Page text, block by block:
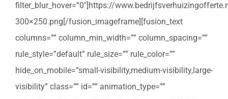
filter_blur_hover=”0″]https://
300×250.png[/fusion_imageframe][fusion_text
columns=”” column_min_width=”” column_spacing=””
rule_style=”default” rule_size=”” rule_color=””
hide_on_mobile=”small-visibility,medium-visibility,large-
visibility” class=”” id=”” animation_type=””